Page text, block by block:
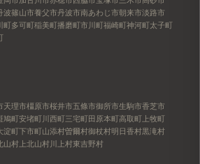
波篠山市養父市丹波市南あわじ市朝来市淡路市
町多可町稲美町播磨町市川町福崎町神河町太子町
天理市橿原市桜井市五條市御所市生駒市香芝市
鳩町安堵町川西町三宅町田原本町高取町 上牧町
淀町下市町山添村曽爾村御杖村明日香村黒滝村
山村 上北山村川上村東吉野村